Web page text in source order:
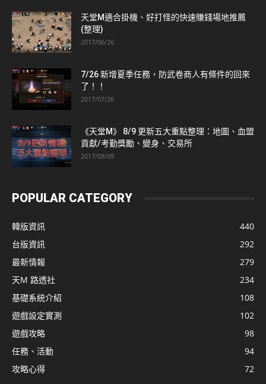
天堂M適合掛機、好打怪的快速賺錢場地推薦
(整理)
2017/06/26
7/26 新增夏季任務，防武卷商人有條件的回來
了！！
2017/07/26
《天堂M》 8/9 更新五大重點整理：地圖、血盟
貢獻/考勤獎勵、變身、交易所
2017/08/09
POPULAR CATEGORY
韓版資訊
440
台版資訊
292
最新情報
279
天M 路透社
234
基礎系統介紹
108
遊戲設定實測
102
遊戲攻略
98
任務、活動
94
攻略心得
72